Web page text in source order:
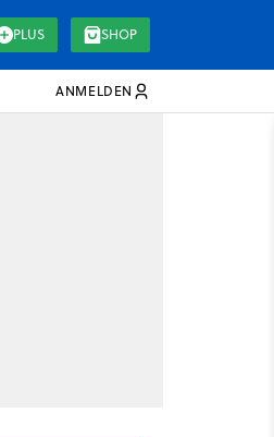
PLUS SHOP
ANMELDEN